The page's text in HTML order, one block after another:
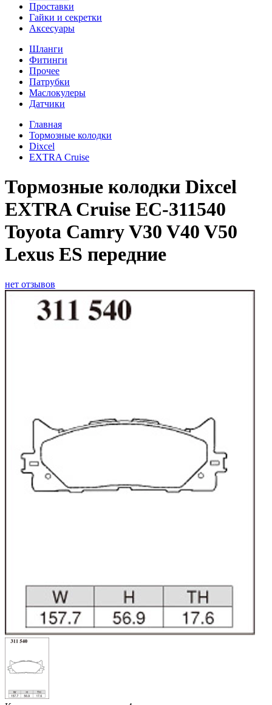
Проставки
Гайки и секретки
Аксесуары
Шланги
Фитинги
Прочее
Патрубки
Маслокулеры
Датчики
Главная
Тормозные колодки
Dixcel
EXTRA Cruise
Тормозные колодки Dixcel
EXTRA Cruise EС-311540
Toyota Camry V30 V40 V50
Lexus ES передние
нет отзывов